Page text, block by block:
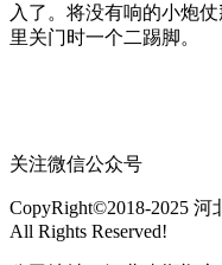
入了。将没有响的小炮
里关门时一个二踢脚。
关注微信公众号
CopyRight©2018-2025
All Rights Reserved!